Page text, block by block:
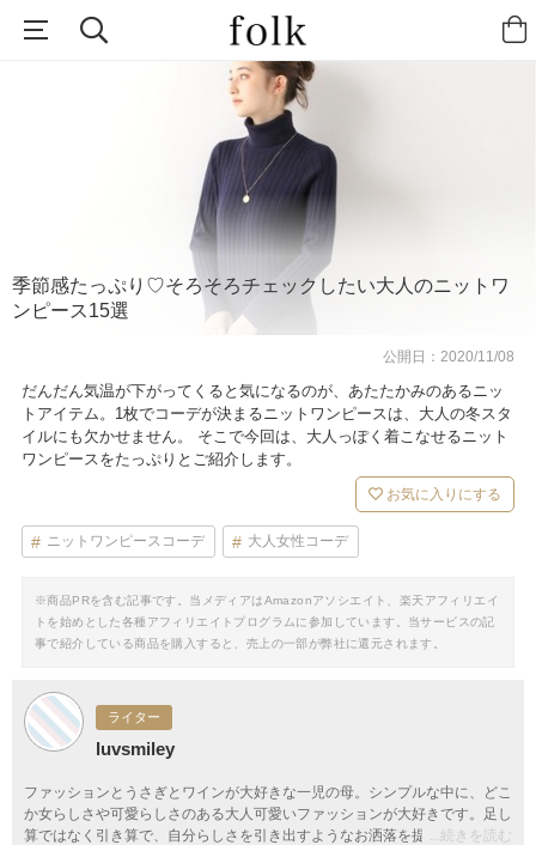
季節感たっぷり♡そろそろチェックしたい大人のニットワ
ンピース15選
公開日：2020/11/08
だんだん気温が下がってくると気になるのが、あたたかみのあるニッ
トアイテム。1枚でコーデが決まるニットワンピースは、大人の冬スタ
イルにも欠かせません。 そこで今回は、大人っぽく着こなせるニット
ワンピースをたっぷりとご紹介します。
お気に入りにする
ニットワンピースコーデ 大人女性コーデ
※商品PRを含む記事です。当メディアはAmazonアソシエイト、楽天アフィリエイ
トを始めとした各種アフィリエイトプログラムに参加しています。当サービスの記
事で紹介している商品を購入すると、売上の一部が弊社に還元されます。
ライター
luvsmiley
...続きを読む
ファッションとうさぎとワインが大好きな一児の母。シンプルな中に、どこ
か女らしさや可愛らしさのある大人可愛いファッションが大好きです。足し
算ではなく引き算で、自分らしさを引き出すようなお洒落を提案していけた